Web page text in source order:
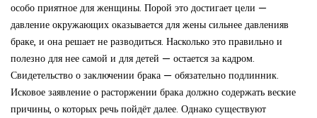
особо приятное для женщины. Порой это достигает цели —
давление окружающих оказывается для жены сильнее давленияв
браке, и она решает не разводиться. Насколько это правильно и
полезно для нее самой и для детей — остается за кадром.
Свидетельство о заключении брака — обязательно подлинник.
Исковое заявление о расторжении брака должно содержать веские
причины, о которых речь пойдёт далее. Однако существуют